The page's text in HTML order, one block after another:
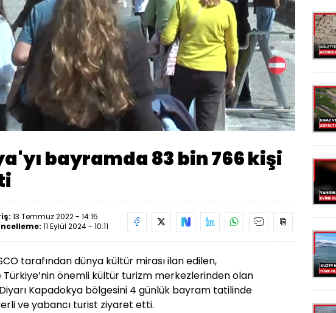
Oynatma
Hızı
bayramda 83 bin 766 kişi
13 Temmuz 2022 - 14:15
11 Eylül 2024 - 10:11
tarafından dünya kültür mirası ilan edilen,
Türkiye’nin önemli kültür turizm merkezlerinden olan
Kapadokya bölgesini 4 günlük bayram tatilinde
ve yabancı turist ziyaret etti.